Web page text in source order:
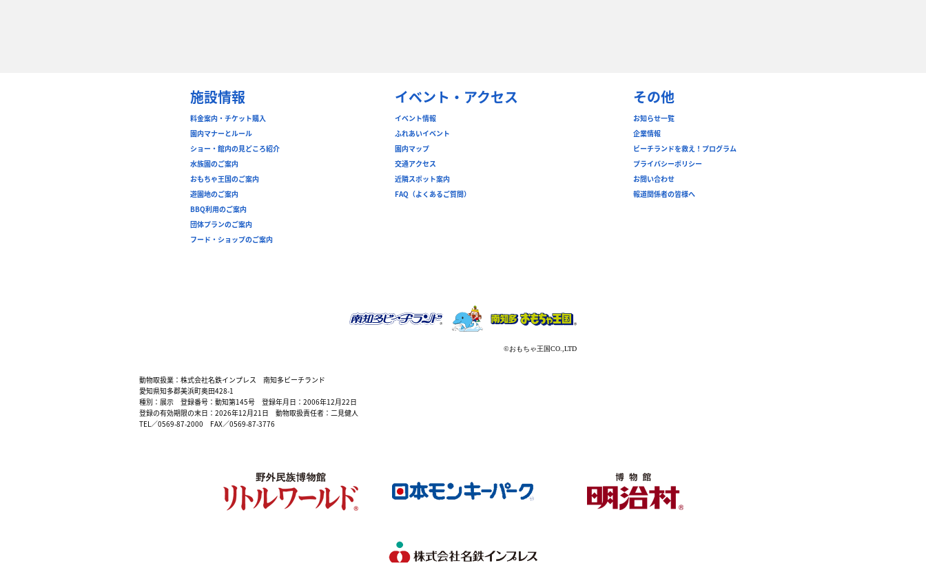
施設情報
料金案内・チケット購入
園内マナーとルール
ショー・館内の見どころ紹介
水族園のご案内
おもちゃ王国のご案内
遊園地のご案内
BBQ利用のご案内
団体プランのご案内
フード・ショップのご案内
イベント・アクセス
イベント情報
ふれあいイベント
園内マップ
交通アクセス
近隣スポット案内
FAQ（よくあるご質問）
その他
お知らせ一覧
企業情報
ビーチランドを救え！プログラム
プライバシーポリシー
お問い合わせ
報道関係者の皆様へ
動物取扱業：株式会社名鉄インプレス 南知多ビーチランド
愛知県知多郡美浜町奥田428-1
種別：展示 登録番号：動知第145号 登録年月日：2006年12月22日
登録の有効期限の末日：2026年12月21日 動物取扱責任者：二見健人
TEL／0569-87-2000 FAX／0569-87-3776